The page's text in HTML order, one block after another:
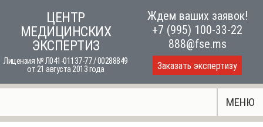
content
ЦЕНТР
МЕДИЦИНСКИХ
ЭКСПЕРТИЗ
Лицензия № Л041-01137-77 / 00288849
от 21 августа 2013 года
Ждем ваших заявок!
+7 (995) 100-33-22
888@fse.ms
Заказать экспертизу
МЕНЮ